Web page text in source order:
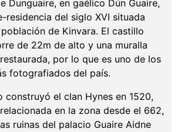
Dunguaire, en gaélico Dún Guaire,
residencia del siglo XVI situada
de Kinvara. El castillo
de 22m de alto y una muralla
por lo que es uno de los
fotografiados del país.
construyó el clan Hynes en 1520,
en la zona desde el 662,
ruinas del palacio Guaire Aidne